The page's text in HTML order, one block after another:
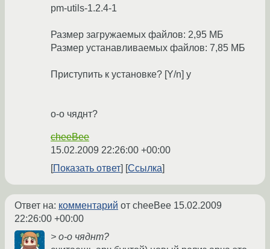
pm-utils-1.2.4-1
Размер загружаемых файлов: 2,95 МБ
Размер устанавливаемых файлов: 7,85 МБ
Приступить к установке? [Y/n] y
о-о чяднт?
cheeBee
15.02.2009 22:26:00 +00:00
Показать ответ
Ссылка
Ответ на: комментарий от cheeBee 15.02.2009
22:26:00 +00:00
> о-о чяднт?